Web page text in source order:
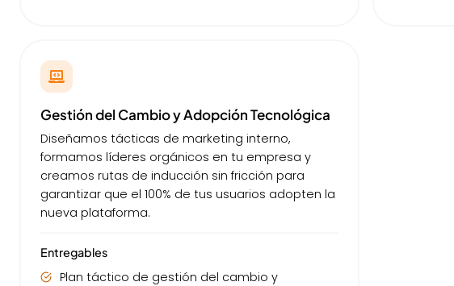
Gestión del Cambio y Adopción Tecnológica
Diseñamos tácticas de marketing interno,
formamos líderes orgánicos en tu empresa y
creamos rutas de inducción sin fricción para
garantizar que el 100% de tus usuarios adopten la
nueva plataforma.
Entregables
Plan táctico de gestión del cambio y